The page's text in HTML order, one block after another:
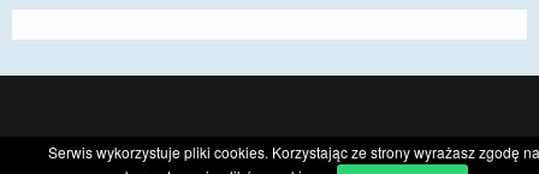
CyberChimps ©2026
Serwis wykorzystuje pliki cookies. Korzystając ze strony wyrażasz zgodę na